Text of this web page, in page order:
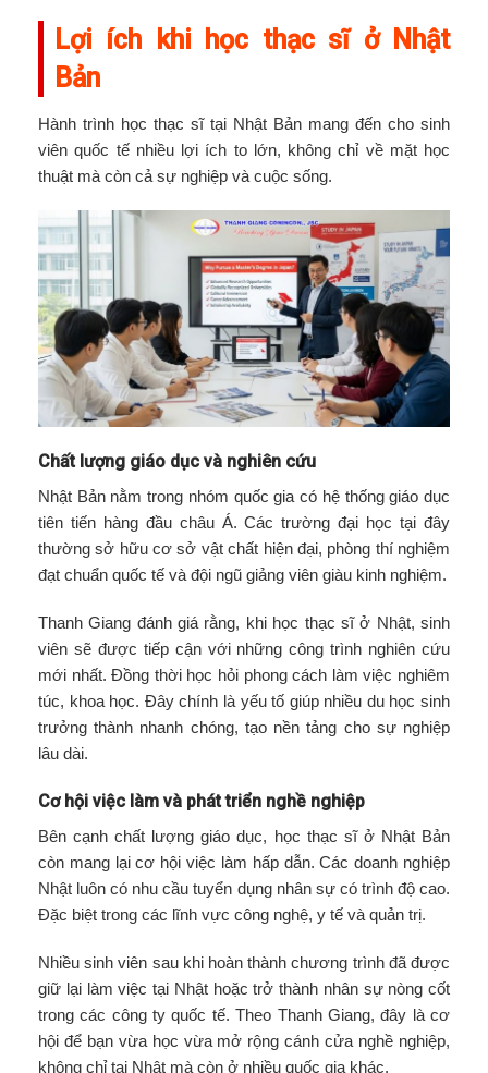
Lợi ích khi học thạc sĩ ở Nhật
Bản
Hành trình học thạc sĩ tại Nhật Bản mang đến cho sinh
viên quốc tế nhiều lợi ích to lớn, không chỉ về mặt học
thuật mà còn cả sự nghiệp và cuộc sống.
Chất lượng giáo dục và nghiên cứu
Nhật Bản nằm trong nhóm quốc gia có hệ thống giáo dục
tiên tiến hàng đầu châu Á. Các trường đại học tại đây
thường sở hữu cơ sở vật chất hiện đại, phòng thí nghiệm
đạt chuẩn quốc tế và đội ngũ giảng viên giàu kinh nghiệm.
Thanh Giang đánh giá rằng, khi học thạc sĩ ở Nhật, sinh
viên sẽ được tiếp cận với những công trình nghiên cứu
mới nhất. Đồng thời học hỏi phong cách làm việc nghiêm
túc, khoa học. Đây chính là yếu tố giúp nhiều du học sinh
trưởng thành nhanh chóng, tạo nền tảng cho sự nghiệp
lâu dài.
Cơ hội việc làm và phát triển nghề nghiệp
Bên cạnh chất lượng giáo dục, học thạc sĩ ở Nhật Bản
còn mang lại cơ hội việc làm hấp dẫn. Các doanh nghiệp
Nhật luôn có nhu cầu tuyển dụng nhân sự có trình độ cao.
Đặc biệt trong các lĩnh vực công nghệ, y tế và quản trị.
Nhiều sinh viên sau khi hoàn thành chương trình đã được
giữ lại làm việc tại Nhật hoặc trở thành nhân sự nòng cốt
trong các công ty quốc tế. Theo Thanh Giang, đây là cơ
hội để bạn vừa học vừa mở rộng cánh cửa nghề nghiệp,
không chỉ tại Nhật mà còn ở nhiều quốc gia khác.